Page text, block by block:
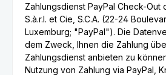
Zahlungsdienst PayPal Check-Out
S.à.r.l. et Cie, S.C.A. (22-24
Luxemburg; "PayPal"). Die
dem Zweck, Ihnen die Zahlung
Zahlungsdienst anbieten zu
Nutzung von Zahlung via PayPal,